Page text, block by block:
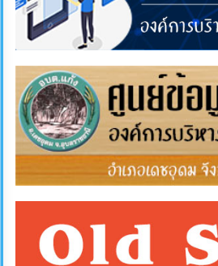
การ
เงิน
คลัง
แผนการ
ป้องกัน
การ
การ